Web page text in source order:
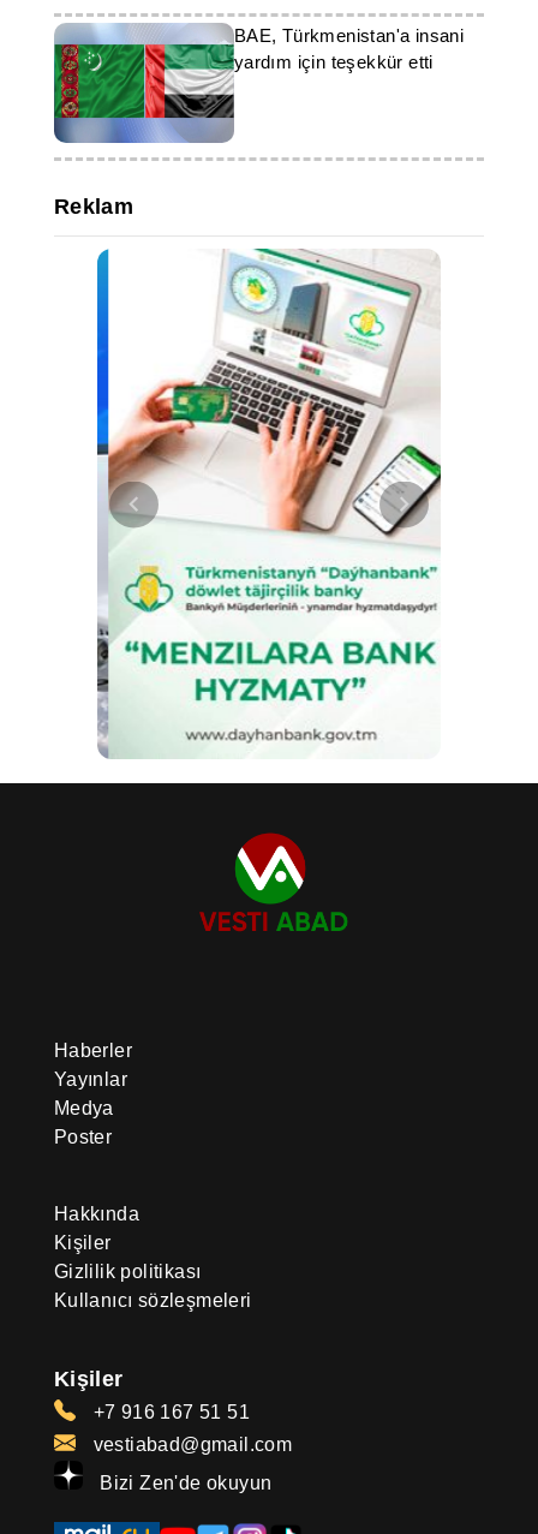
BAE, Türkmenistan'a insani
yardım için teşekkür etti
Reklam
Haberler
Yayınlar
Medya
Poster
Hakkında
Kişiler
Gizlilik politikası
Kullanıcı sözleşmeleri
Kişiler
+7 916 167 51 51
vestiabad@gmail.com
Bizi Zen'de okuyun